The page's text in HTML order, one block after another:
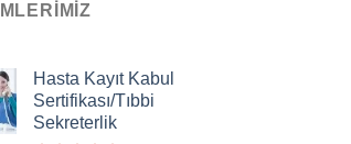
Hasta Kayıt Kabul
Sertifikası/Tıbbi
Sekreterlik